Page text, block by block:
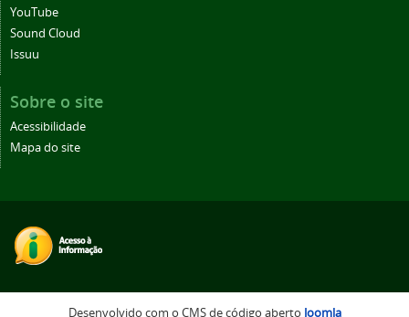
YouTube
Sound Cloud
Issuu
Sobre o site
Acessibilidade
Mapa do site
Desenvolvido com o CMS de código aberto Joomla